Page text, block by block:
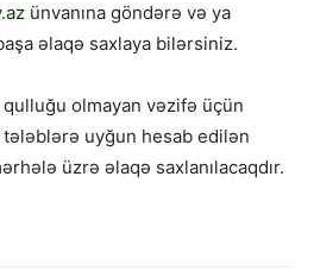
ünvanına göndərə və ya
əlaqə saxlaya bilərsiniz.
olmayan vəzifə üçün
tələblərə uyğun hesab edilən
üzrə əlaqə saxlanılacaqdır.